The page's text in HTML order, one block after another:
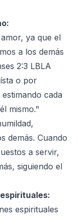
ya que el
a los demás
2:3 LBLA
o por
cada
mismo."
demás. Cuando
a servir,
siguiendo el
espirituales